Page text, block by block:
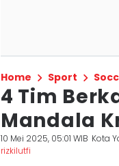
Home Sport
4 Tim
Mandala
10 Mei 2025, 05:01 WIB Kota
rizkilutfi